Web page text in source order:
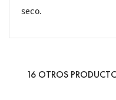
seco.
16 OTROS